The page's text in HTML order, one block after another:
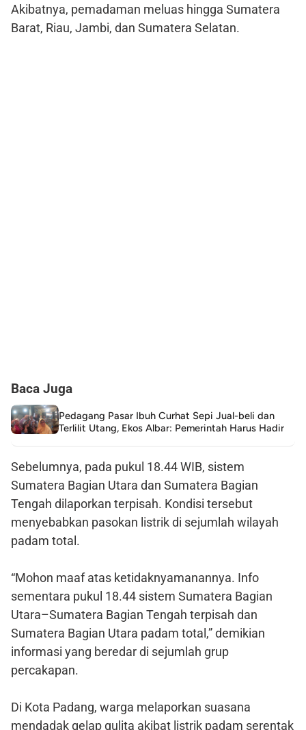
Akibatnya, pemadaman meluas hingga Sumatera
Barat, Riau, Jambi, dan Sumatera Selatan.
Baca Juga
Pedagang Pasar Ibuh Curhat Sepi Jual-beli dan
Terlilit Utang, Ekos Albar: Pemerintah Harus Hadir
Sebelumnya, pada pukul 18.44 WIB, sistem
Sumatera Bagian Utara dan Sumatera Bagian
Tengah dilaporkan terpisah. Kondisi tersebut
menyebabkan pasokan listrik di sejumlah wilayah
padam total.
“Mohon maaf atas ketidaknyamanannya. Info
sementara pukul 18.44 sistem Sumatera Bagian
Utara–Sumatera Bagian Tengah terpisah dan
Sumatera Bagian Utara padam total,” demikian
informasi yang beredar di sejumlah grup
percakapan.
Di Kota Padang, warga melaporkan suasana
mendadak gelap gulita akibat listrik padam serentak